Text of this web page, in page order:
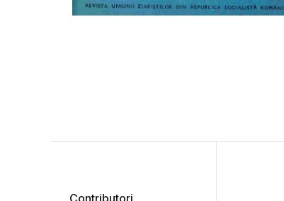
Contributori